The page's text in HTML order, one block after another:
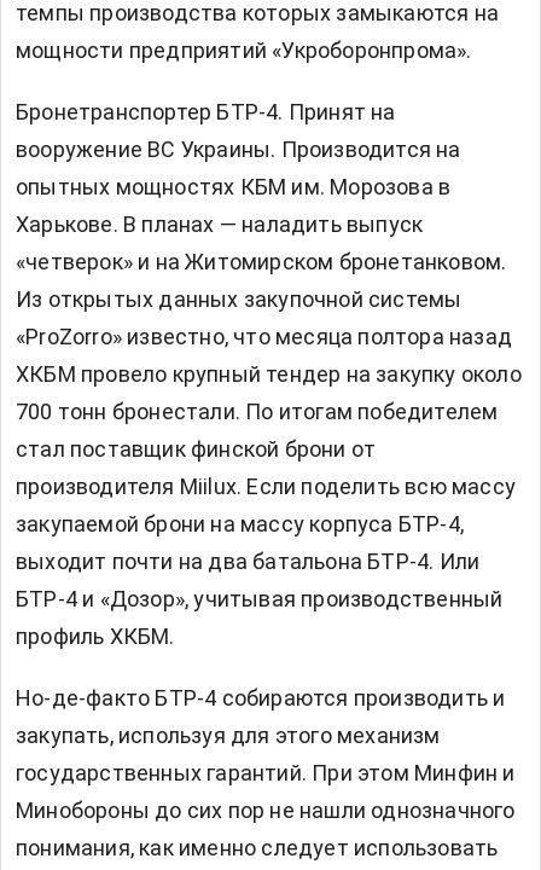
темпы производства которых замыкаются на
мощности предприятий «Укроборонпрома».
Бронетранспортер БТР-4. Принят на
вооружение ВС Украины. Производится на
опытных мощностях КБМ им. Морозова в
Харькове. В планах — наладить выпуск
«четверок» и на Житомирском бронетанковом.
Из открытых данных закупочной системы
«ProZorro» известно, что месяца полтора назад
ХКБМ провело крупный тендер на закупку около
700 тонн бронестали. По итогам победителем
стал поставщик финской брони от
производителя Miilux. Если поделить всю массу
закупаемой брони на массу корпуса БТР-4,
выходит почти на два батальона БТР-4. Или
БТР-4 и «Дозор», учитывая производственный
профиль ХКБМ.
Но-де-факто БТР-4 собираются производить и
закупать, используя для этого механизм
государственных гарантий. При этом Минфин и
Минобороны до сих пор не нашли однозначного
понимания, как именно следует использовать